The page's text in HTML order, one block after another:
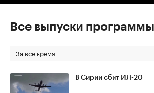
Все выпуски программы
За все время
В Сирии сбит ИЛ-20